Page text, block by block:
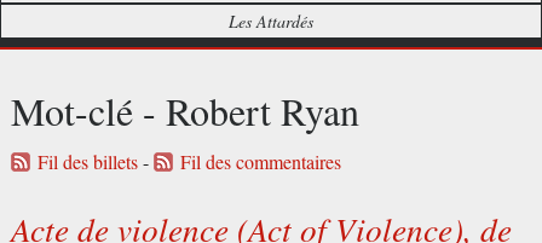
Les Attardés
Mot-clé - Robert Ryan
Fil des billets- Fil des commentaires
Acte de violence (Act of Violence), de